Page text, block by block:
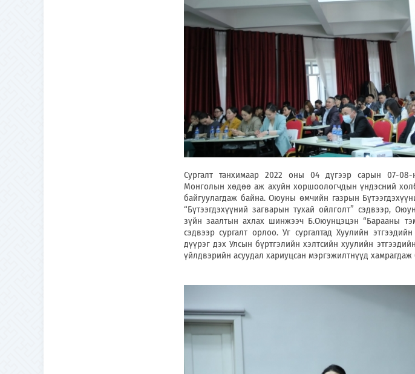
Сургалт танхимаар 2022 оны 04 дүгээр сарын 07-
Монголын хөдөө аж ахуйн хоршоологчдын үндэсний
байгуулагдаж байна.Оюуны өмчийн газрын
“Бүтээгдэхүүний загварын тухай ойлголт” сэдвээр,О
зүйн заалтын ахлах шинжээч Б.Оюунцэцэн“Барааны
сэдвээр сургалт орлоо. Уг сургалтадХуулийн
дүүрэг дэх Улсын бүртгэлийн хэлтсийн хуулийн
үйлдвэрийн асуудал хариуцсан мэргэжилтнүүд хамрагдаж